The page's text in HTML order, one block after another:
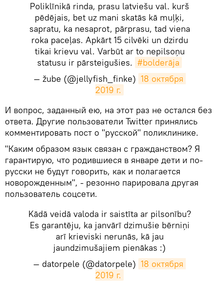
Poliklīnikā rinda, prasu latviešu val. kurš
pēdējais, bet uz mani skatās kā muļķi,
sapratu, ka nesaprot, pārprasu, tad viena
roka paceļas. Apkārt 15 cilvēki un dzirdu
tikai krievu val. Varbūt ar to nepilsoņu
statusu ir pārsteigušies. #bolderāja
— žube (@jellyfish_finke) 18 октября
2019 г.
​И вопрос, заданный ею, на этот раз не остался без
ответа. Другие пользователи Twitter принялись
комментировать пост о "русской" поликлинике.
"Каким образом язык связан с гражданством? Я
гарантирую, что родившиеся в январе дети и по-
русски не будут говорить, как и полагается
новорожденным", - резонно парировала другая
пользователь соцсети.
Kādā veidā valoda ir saistīta ar pilsonību?
Es garantēju, ka janvārī dzimušie bērniņi
arī krieviski nerunās, kā jau
jaundzimušajiem pienākas :)
— datorpele (@datorpele) 18 октября
2019 г.